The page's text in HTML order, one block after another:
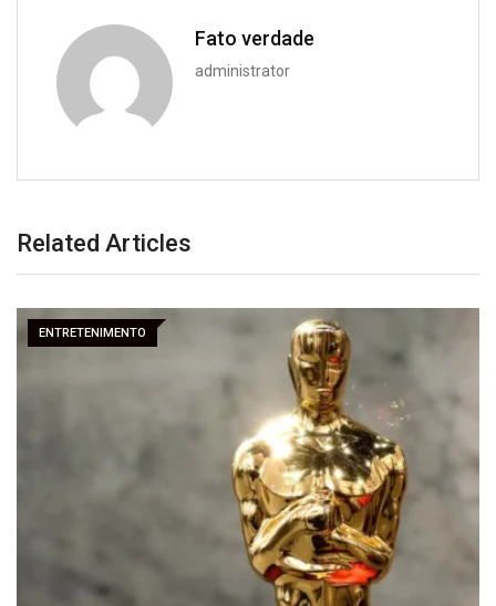
Fato verdade
administrator
Related Articles
ENTRETENIMENTO